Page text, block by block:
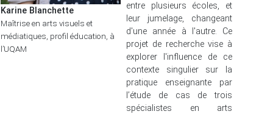
Karine Blanchette
Maîtrise en arts visuels et
médiatiques, profil éducation, à
l’UQAM
entre plusieurs écoles, et
leur jumelage, changeant
d'une année à l'autre. Ce
projet de recherche vise à
explorer l'influence de ce
contexte singulier sur la
pratique enseignante par
l’étude de cas de trois
spécialistes en arts